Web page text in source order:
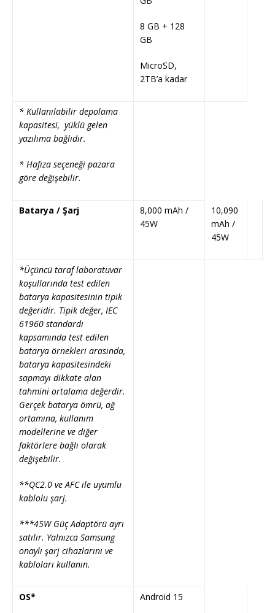
8 GB + 128
GB
MicroSD,
2TB’a kadar
* Kullanılabilir depolama
kapasitesi, yüklü gelen
yazılıma bağlıdır.
* Hafıza seçeneği pazara
göre değişebilir.
Batarya / Şarj
8,000 mAh /
45W
10,090
mAh /
45W
*Üçüncü taraf laboratuvar
koşullarında test edilen
batarya kapasitesinin tipik
değeridir. Tipik değer, IEC
61960 standardı
kapsamında test edilen
batarya örnekleri arasında,
batarya kapasitesindeki
sapmayı dikkate alan
tahmini ortalama değerdir.
Gerçek batarya ömrü, ağ
ortamına, kullanım
modellerine ve diğer
faktörlere bağlı olarak
değişebilir.
**QC2.0 ve AFC ile uyumlu
kablolu şarj.
***45W Güç Adaptörü ayrı
satılır. Yalnızca Samsung
onaylı şarj cihazlarını ve
kabloları kullanın.
OS* Android 15